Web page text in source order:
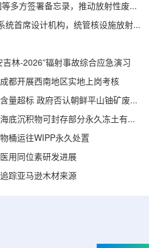
Clobot 携手韩国原子能环境公团等多方签署备忘录，推动放射性废物安全管理多机型机器人示范
Rosatom选定SNIIP为辐射控制系统首席设计机构，统管核设施放射仪表标准化与进口替代保障
林-2026”辐射事故综合应急演习
都开展西南地区实地上岗考核
韩国仁川强化郡西检岛自来水铀含量超标 政府否认朝鲜平山铀矿废水影响
碳同位素分析揭示：加拿大北极海底沉积物可封存部分永久冻土有机碳
桶运往WIPP永久处置
用同位素研发进展
踪亚马逊木材来源